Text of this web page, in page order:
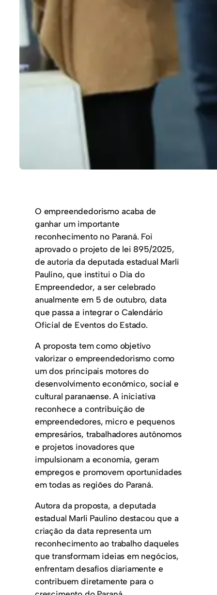
O empreendedorismo acaba de
ganhar um importante
reconhecimento no Paraná. Foi
aprovado o projeto de lei 895/2025,
de autoria da deputada estadual Marli
Paulino, que institui o Dia do
Empreendedor, a ser celebrado
anualmente em 5 de outubro, data
que passa a integrar o Calendário
Oficial de Eventos do Estado.
A proposta tem como objetivo
valorizar o empreendedorismo como
um dos principais motores do
desenvolvimento econômico, social e
cultural paranaense. A iniciativa
reconhece a contribuição de
empreendedores, micro e pequenos
empresários, trabalhadores autônomos
e projetos inovadores que
impulsionam a economia, geram
empregos e promovem oportunidades
em todas as regiões do Paraná.
Autora da proposta, a deputada
estadual Marli Paulino destacou que a
criação da data representa um
reconhecimento ao trabalho daqueles
que transformam ideias em negócios,
enfrentam desafios diariamente e
contribuem diretamente para o